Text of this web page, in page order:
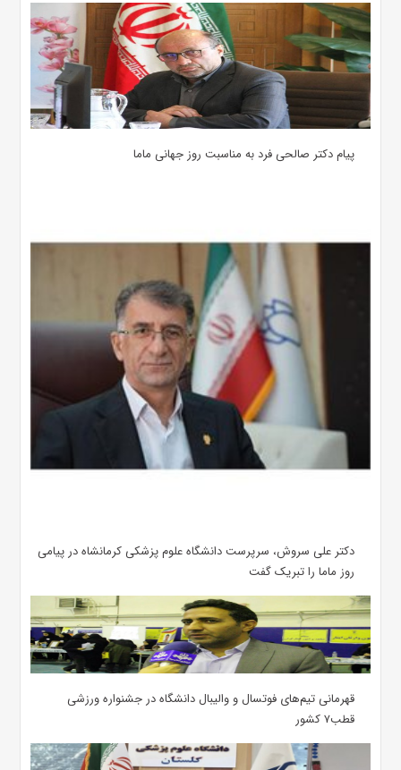
پیام دکتر صالحی فرد به مناسبت روز جهانی ماما
دکتر علی سروش، سرپرست دانشگاه علوم پزشکی کرمانشاه در پیامی
روز ماما را تبریک گفت
قهرمانی تیم‌های فوتسال و والیبال دانشگاه در جشنواره ورزشی
قطب۷ کشور